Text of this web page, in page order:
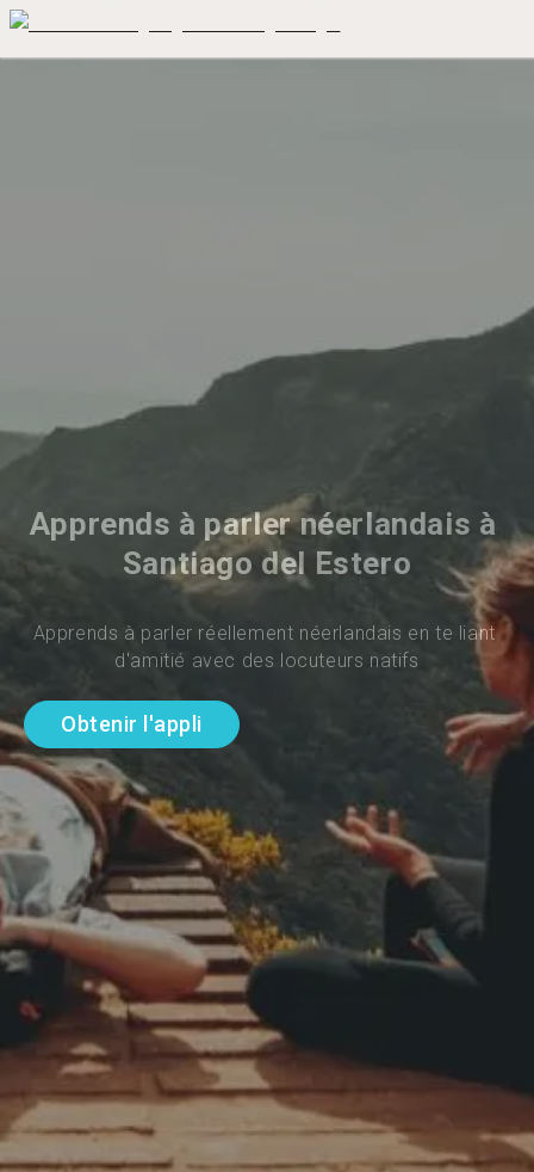
Apprends à parler néerlandais à
Santiago del Estero
Apprends à parler réellement néerlandais en te liant
d'amitié avec des locuteurs natifs
Obtenir l'appli